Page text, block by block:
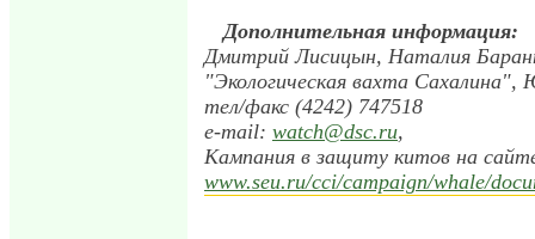
Дополнительная информация:
Дмитрий Лисицын, Наталия
"Экологическая вахта
тел/факс (4242) 747518
e-mail: watch@dsc.ru,
Кампания в защиту китов на
www.seu.ru/cci/campaign/whale/